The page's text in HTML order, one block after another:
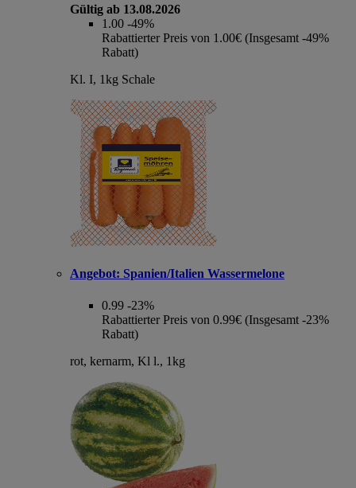
Gültig ab 13.08.2026
1.00 -49%
Rabattierter Preis von 1.00€ (Insgesamt -49%
Rabatt)
Kl. I, 1kg Schale
Angebot: Spanien/Italien Wassermelone
0.99 -23%
Rabattierter Preis von 0.99€ (Insgesamt -23%
Rabatt)
rot, kernarm, Kl l., 1kg